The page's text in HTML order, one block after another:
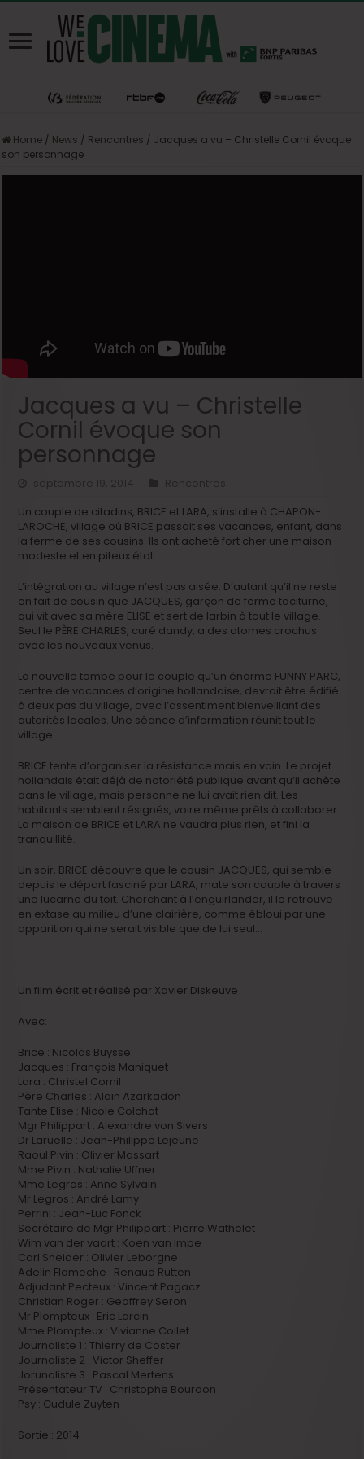
Home / News / Rencontres / Jacques a vu – Christelle Cornil évoque
son personnage
Jacques a vu – Christelle
Cornil évoque son
personnage
septembre 19, 2014
Rencontres
Un couple de citadins, BRICE et LARA, s’installe à CHAPON-
LAROCHE, village où BRICE passait ses vacances, enfant, dans
la ferme de ses cousins. Ils ont acheté fort cher une maison
modeste et en piteux état.
L’intégration au village n’est pas aisée. D’autant qu’il ne reste
en fait de cousin que JACQUES, garçon de ferme taciturne,
qui vit avec sa mère ELISE et sert de larbin à tout le village.
Seul le PÈRE CHARLES, curé dandy, a des atomes crochus
avec les nouveaux venus.
La nouvelle tombe pour le couple qu’un énorme FUNNY PARC,
centre de vacances d’origine hollandaise, devrait être édifié
à deux pas du village, avec l’assentiment bienveillant des
autorités locales. Une séance d’information réunit tout le
village.
BRICE tente d’organiser la résistance mais en vain. Le projet
hollandais était déjà de notoriété publique avant qu’il achète
dans le village, mais personne ne lui avait rien dit. Les
habitants semblent résignés, voire même prêts à collaborer.
La maison de BRICE et LARA ne vaudra plus rien, et fini la
tranquillité.
Un soir, BRICE découvre que le cousin JACQUES, qui semble
depuis le départ fasciné par LARA, mate son couple à travers
une lucarne du toit. Cherchant à l’enguirlander, il le retrouve
en extase au milieu d’une clairière, comme ébloui par une
apparition qui ne serait visible que de lui seul…
Un film écrit et réalisé par Xavier Diskeuve
Avec:
Brice : Nicolas Buysse
Jacques : François Maniquet
Lara : Christel Cornil
Père Charles : Alain Azarkadon
Tante Elise : Nicole Colchat
Mgr Philippart : Alexandre von Sivers
Dr Laruelle : Jean-Philippe Lejeune
Raoul Pivin : Olivier Massart
Mme Pivin : Nathalie Uffner
Mme Legros : Anne Sylvain
Mr Legros : André Lamy
Perrini : Jean-Luc Fonck
Secrétaire de Mgr Philippart : Pierre Wathelet
Wim van der vaart : Koen van Impe
Carl Sneider : Olivier Leborgne
Adelin Flameche : Renaud Rutten
Adjudant Pecteux : Vincent Pagacz
Christian Roger : Geoffrey Seron
Mr Plompteux : Eric Larcin
Mme Plompteux : Vivianne Collet
Journaliste 1 : Thierry de Coster
Journaliste 2 : Victor Sheffer
Jorunaliste 3 : Pascal Mertens
Présentateur TV : Christophe Bourdon
Psy : Gudule Zuyten
Sortie : 2014